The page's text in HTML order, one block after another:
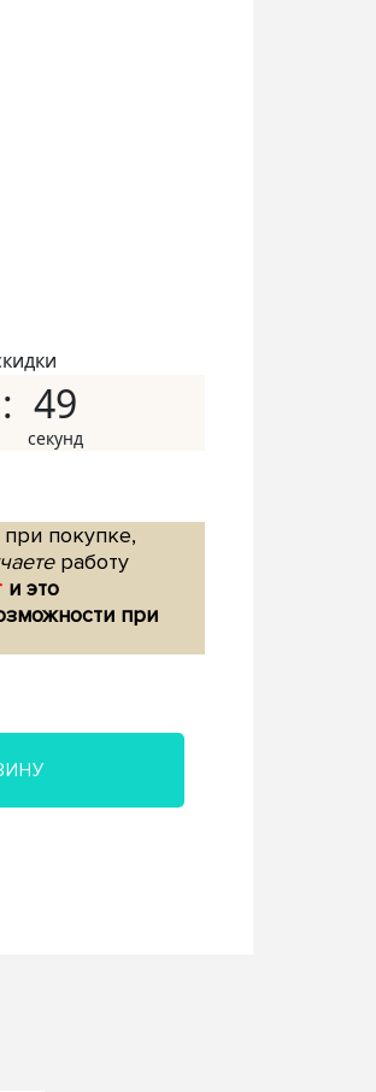
48
покупке,
работу
и это
при